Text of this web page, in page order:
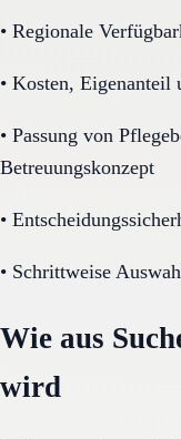
• Regionale
• Kosten, Eigenanteil
• Passung von
Betreuungskonzept
•
• Schrittweise
Wie aus
wird